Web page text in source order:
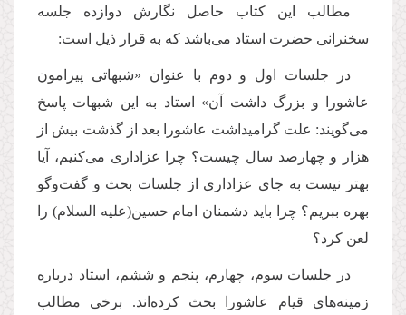
مطالب این كتاب حاصل نگارش دوازده جلسه
سخنرانى حضرت استاد می‌باشد که به قرار ذیل است:
در جلسات اول و دوم با عنوان «شبهاتى پیرامون
عاشورا و بزرگ داشت آن» استاد به این شبهات پاسخ
می‌گویند: علت گرامیداشت عاشورا بعد از گذشت بیش از
هزار و چهارصد سال چیست؟ چرا عزادارى می‌كنیم، آیا
بهتر نیست به جاى عزادارى از جلسات بحث و گفت‌وگو
بهره ببریم؟ چرا باید دشمنان امام حسین(علیه السلام) را
لعن كرد؟
در جلسات سوم، چهارم، پنجم و ششم، استاد درباره
زمینه‌هاى قیام عاشورا بحث كرده‌اند. برخى مطالب